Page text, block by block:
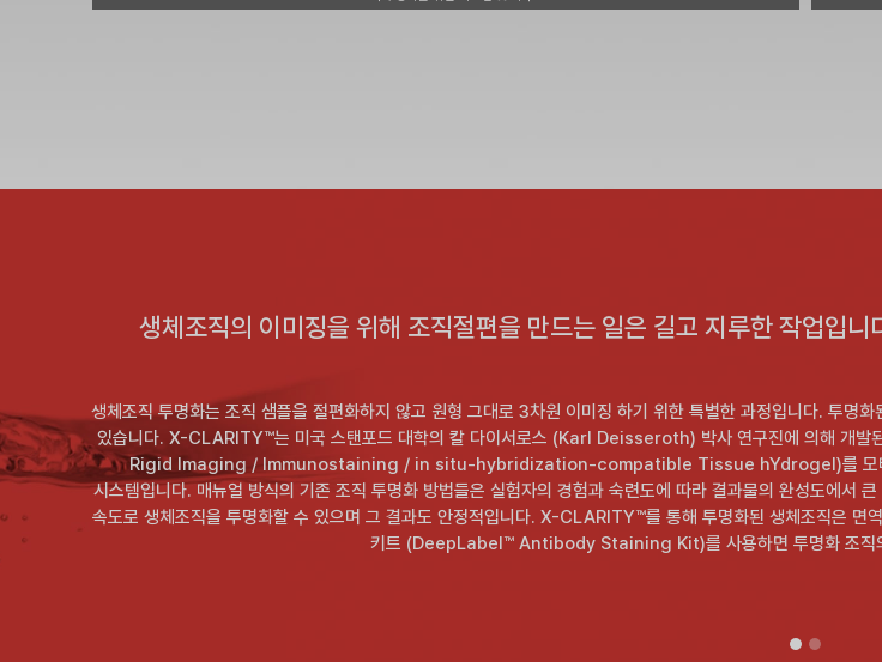
생체조직의 이미징을 위해 조직절편을 만드는 일은 길고 지루한 작업입
생체조직 투명화는 조직 샘플을 절편화하지 않고 원형 그대로 3차원 이미징 하기 위한 특별한 과정입니다. 투명
있습니다. X-CLARITY™는 미국 스탠포드 대학의 칼 다이서로스 (Karl Deisseroth) 박사 연구진에 의
Rigid Imaging / Immunostaining / in situ-hybridization-compatible Tissue hYdrogel)를 모태로
시스템입니다. 매뉴얼 방식의 기존 조직 투명화 방법들은 실험자의 경험과 숙련도에 따라 결과물의 완성도에
속도로 생체조직을 투명화할 수 있으며 그 결과도 안정적입니다. X-CLARITY™를 통해 투명화된 생체조직은
키트 (DeepLabel™ Antibody Staining Kit)를 사용하면 투명화 조직의